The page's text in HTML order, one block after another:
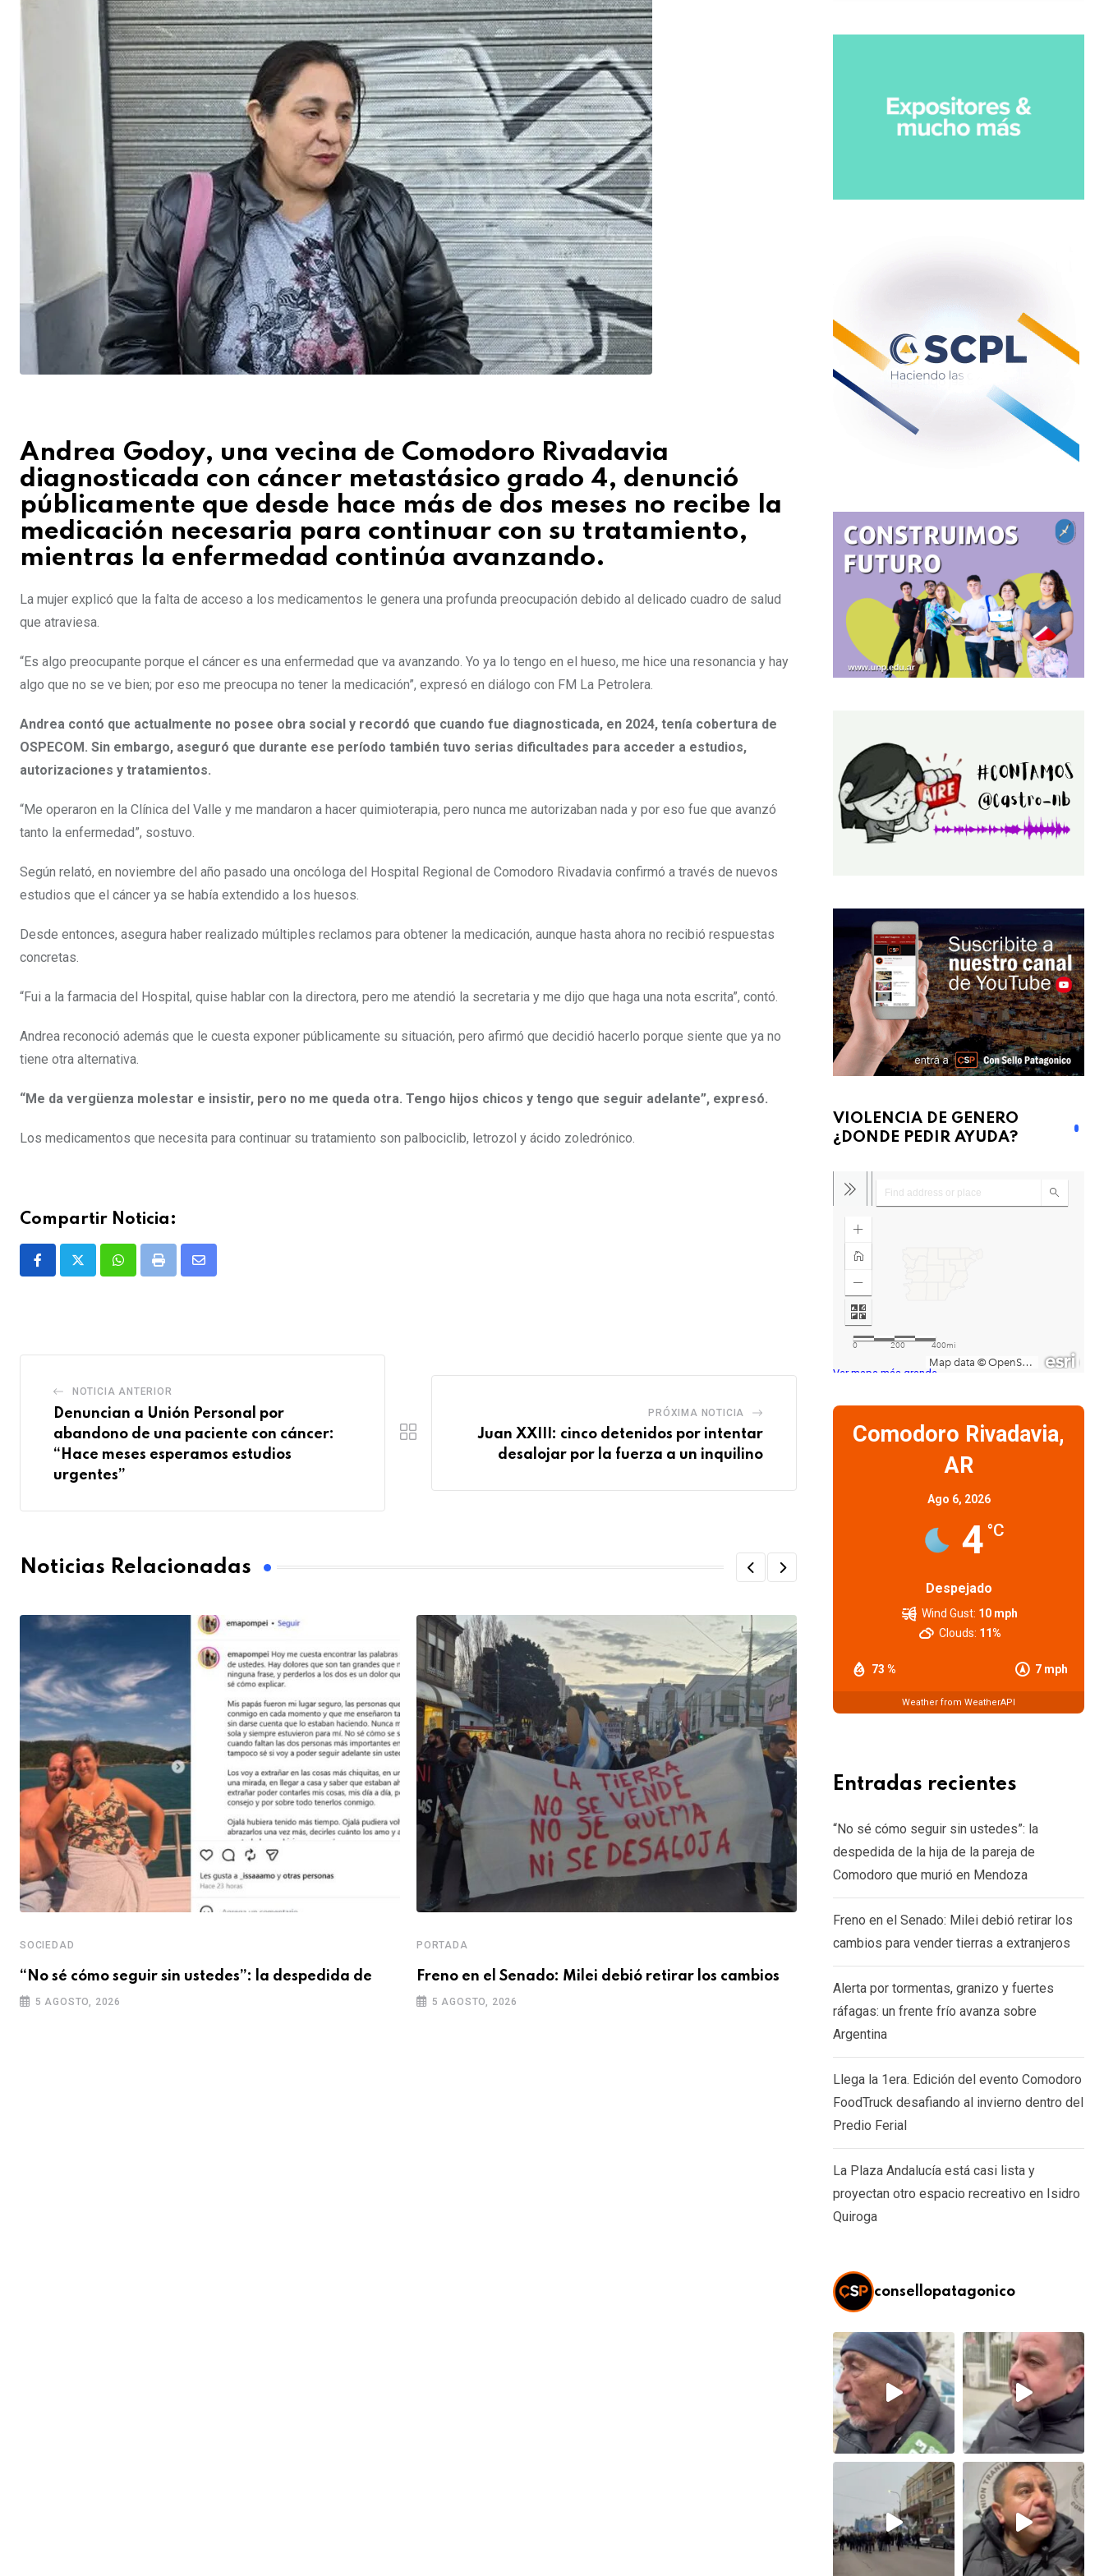
Andrea Godoy, una vecina de Comodoro Rivadavia
diagnosticada con cáncer metastásico grado 4, denunció
públicamente que desde hace más de dos meses no recibe la
medicación necesaria para continuar con su tratamiento,
mientras la enfermedad continúa avanzando.
La mujer explicó que la falta de acceso a los medicamentos le genera una profunda preocupación debido al delicado cuadro de salud
que atraviesa.
“Es algo preocupante porque el cáncer es una enfermedad que va avanzando. Yo ya lo tengo en el hueso, me hice una resonancia y hay
algo que no se ve bien; por eso me preocupa no tener la medicación”, expresó en diálogo con FM La Petrolera.
Andrea contó que actualmente no posee obra social y recordó que cuando fue diagnosticada, en 2024, tenía cobertura de
OSPECOM. Sin embargo, aseguró que durante ese período también tuvo serias dificultades para acceder a estudios,
autorizaciones y tratamientos.
“Me operaron en la Clínica del Valle y me mandaron a hacer quimioterapia, pero nunca me autorizaban nada y por eso fue que avanzó
tanto la enfermedad”, sostuvo.
Según relató, en noviembre del año pasado una oncóloga del Hospital Regional de Comodoro Rivadavia confirmó a través de nuevos
estudios que el cáncer ya se había extendido a los huesos.
Desde entonces, asegura haber realizado múltiples reclamos para obtener la medicación, aunque hasta ahora no recibió respuestas
concretas.
“Fui a la farmacia del Hospital, quise hablar con la directora, pero me atendió la secretaria y me dijo que haga una nota escrita”, contó.
Andrea reconoció además que le cuesta exponer públicamente su situación, pero afirmó que decidió hacerlo porque siente que ya no
tiene otra alternativa.
“Me da vergüenza molestar e insistir, pero no me queda otra. Tengo hijos chicos y tengo que seguir adelante”, expresó.
Los medicamentos que necesita para continuar su tratamiento son palbociclib, letrozol y ácido zoledrónico.
Compartir Noticia:
WhatsappPrint
Share
NOTICIA ANTERIOR
Denuncian a Unión Personal por
abandono de una paciente con cáncer:
“Hace meses esperamos estudios
urgentes”
PRÓXIMA NOTICIA
Juan XXIII: cinco detenidos por intentar
desalojar por la fuerza a un inquilino
Noticias Relacionadas
SOCIEDAD
“No sé cómo seguir sin ustedes”: la despedida de
5 AGOSTO, 2026
PORTADA
Freno en el Senado: Milei debió retirar los cambios
5 AGOSTO, 2026
GENERALES
frente
5 AGOSTO, 2026
VIOLENCIA DE GENERO
¿DONDE PEDIR AYUDA?
Ver mapa más grande
Comodoro Rivadavia,
AR
Ago 6, 2026
4 °C
Despejado
73 % 7 mph
Wind Gust: 10 mph
Clouds: 11%
Weather from WeatherAPI
Entradas recientes
“No sé cómo seguir sin ustedes”: la
despedida de la hija de la pareja de
Comodoro que murió en Mendoza
Freno en el Senado: Milei debió retirar los
cambios para vender tierras a extranjeros
Alerta por tormentas, granizo y fuertes
ráfagas: un frente frío avanza sobre
Argentina
Llega la 1era. Edición del evento Comodoro
FoodTruck desafiando al invierno dentro del
Predio Ferial
La Plaza Andalucía está casi lista y
proyectan otro espacio recreativo en Isidro
Quiroga
consellopatagonico